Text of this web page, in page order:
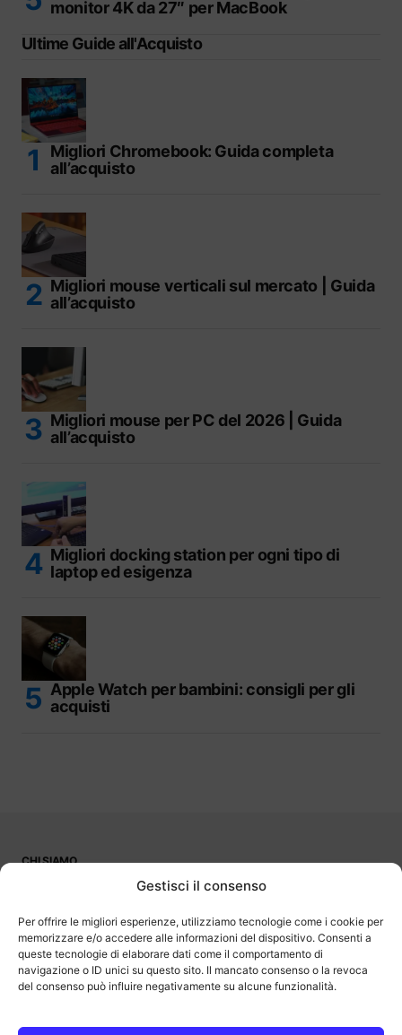
Gestisci il consenso
Per offrire le migliori esperienze, utilizziamo tecnologie come i cookie per
memorizzare e/o accedere alle informazioni del dispositivo. Consenti a
queste tecnologie di elaborare dati come il comportamento di
navigazione o ID unici su questo sito. Il mancato consenso o la revoca
del consenso può influire negativamente su alcune funzionalità.
monitor 4K da 27″ per MacBook
Ultime Guide all'Acquisto
Migliori Chromebook: Guida completa
all’acquisto
Migliori mouse verticali sul mercato | Guida
all’acquisto
Migliori mouse per PC del 2026 | Guida
all’acquisto
Migliori docking station per ogni tipo di
laptop ed esigenza
Apple Watch per bambini: consigli per gli
acquisti
CHI SIAMO
OutOfBit
programma di affiliazione che consente ai siti di percepire una